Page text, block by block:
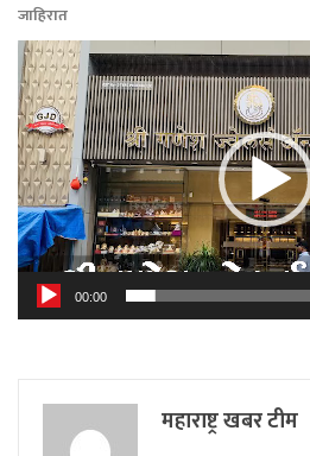
जाहिरात
Video
Player
00:00
महाराष्ट्र खबर टीम